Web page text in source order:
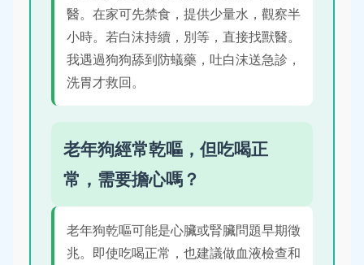
醫。在家可先禁食，提供少量水，觀察半
小時。若白沫持續，別等，直接找獸醫。
我遇過狗狗舔到防蟻藥，吐白沫送急診，
洗胃才救回。
老年狗經常乾嘔，但吃喝正
常，需要擔心嗎？
老年狗乾嘔可能是心臟或腎臟問題早期徵
兆。即使吃喝正常，也建議做血液檢查和